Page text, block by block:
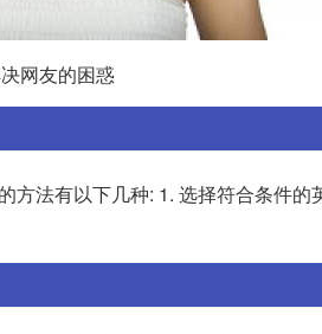
网友的困惑
方法有以下几种: 1. 选择符合条件